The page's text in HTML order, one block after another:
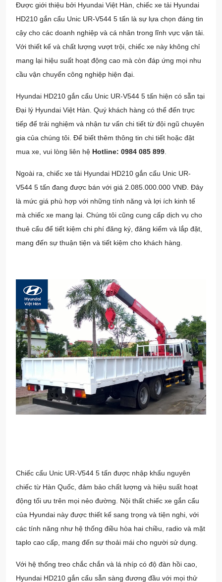
Được giới thiệu bởi Hyundai Việt Hàn, chiếc xe tải Hyundai
HD210 gắn cẩu Unic UR-V544 5 tấn là sự lựa chọn đáng tin
cậy cho các doanh nghiệp và cá nhân trong lĩnh vực vận tải.
Với thiết kế và chất lượng vượt trội, chiếc xe này không chỉ
mang lại hiệu suất hoạt động cao mà còn đáp ứng mọi nhu
cầu vận chuyển công nghiệp hiện đại.
Hyundai HD210 gắn cẩu Unic UR-V544 5 tấn hiện có sẵn tại
Đại lý Hyundai Việt Hàn . Quý khách hàng có thể đến trực
tiếp để trải nghiệm và nhận tư vấn chi tiết từ đội ngũ chuyên
gia của chúng tôi. Để biết thêm thông tin chi tiết hoặc đặt
mua xe, vui lòng liên hệ Hotline: 0984 085 899
Ngoài ra, chiếc xe tải Hyundai HD210 gắn cẩu Unic UR-
V544 5 tấn đang được bán với giá 2.085.000.000 VNĐ. Đây
là mức giá phù hợp với những tính năng và lợi ích kinh tế
mà chiếc xe mang lại. Chúng tôi cũng cung cấp dịch vụ cho
thuê cẩu để tiết kiệm chi phí đăng ký, đăng kiểm và lắp đặt,
mang đến sự thuận tiện và tiết kiệm cho khách hàng.
Chiếc cẩu Unic UR-V544 5 tấn được nhập khẩu nguyên
chiếc từ Hàn Quốc, đảm bảo chất lượng và hiệu suất hoạt
động tối ưu trên mọi nẻo đường. Nội thất chiếc xe gắn cẩu
của Hyundai này được thiết kế sang trọng và tiện nghi, với
các tính năng như hệ thống điều hòa hai chiều, radio và mặt
taplo cao cấp, mang đến sự thoải mái cho người sử dụng.
Với hệ thống treo chắc chắn và lá nhíp có độ đàn hồi cao,
Hyundai HD210 gắn cẩu sẵn sàng đương đầu với mọi thử